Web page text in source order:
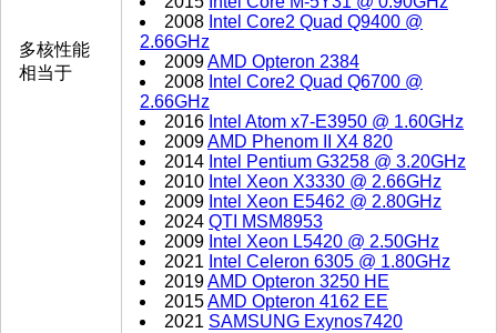
多核性能
相当于
2008 Intel Core2 Quad Q9400 @
2.66GHz
2009AMD Opteron 2384
2008 Intel Core2 Quad Q6700 @
2.66GHz
2016 Intel Atom x7-E3950 @ 1.60GHz
2009AMD Phenom II X4 820
2014 Intel Pentium G3258 @ 3.20GHz
2010 Intel Xeon X3330 @ 2.66GHz
2009 Intel Xeon E5462 @ 2.80GHz
2024 QTI MSM8953
2009 Intel Xeon L5420 @ 2.50GHz
2021 Intel Celeron 6305 @ 1.80GHz
2019AMD Opteron 3250 HE
2015AMD Opteron 4162 EE
2021 SAMSUNG Exynos7420